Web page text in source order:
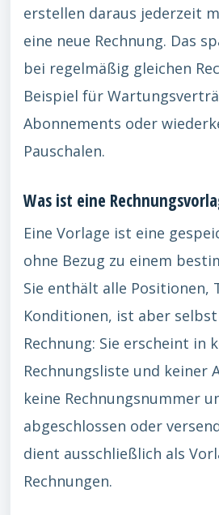
erstellen daraus jederzeit
eine neue Rechnung. Das
bei regelmäßig gleichen
Beispiel für
Abonnements oder
Pauschalen.
Was ist eine
Eine Vorlage ist eine
ohne Bezug zu einem
Sie enthält alle Positionen,
Konditionen, ist aber
Rechnung: Sie erscheint in
Rechnungsliste und keiner
keine Rechnungsnummer
abgeschlossen oder
dient ausschließlich als
Rechnungen.